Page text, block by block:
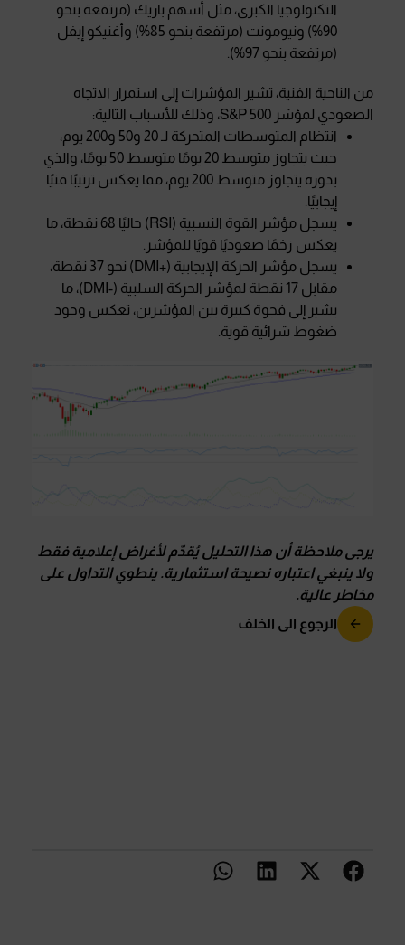
التكنولوجيا الكبرى، مثل أسهم باريك (مرتفعة بنحو
90%) ونيومونت (مرتفعة بنحو 85%) وأغنيكو إيفل
(مرتفعة بنحو 97%).
من الناحية الفنية، تشير المؤشرات إلى استمرار الاتجاه
الصعودي لمؤشر S&P 500، وذلك للأسباب التالية:
انتظام المتوسطات المتحركة لـ 20 و50 و200 يوم،
حيث يتجاوز متوسط 20 يومًا متوسط 50 يومًا، والذي
بدوره يتجاوز متوسط 200 يوم، مما يعكس ترتيبًا فنيًا
إيجابيًا.
يسجل مؤشر القوة النسبية (RSI) حاليًا 68 نقطة، ما
يعكس زخمًا صعوديًا قويًا للمؤشر.
يسجل مؤشر الحركة الإيجابية (+DMI) نحو 37 نقطة،
مقابل 17 نقطة لمؤشر الحركة السلبية (-DMI)، ما
يشير إلى فجوة كبيرة بين المؤشرين، تعكس وجود
ضغوط شرائية قوية.
يرجى ملاحظة أن هذا التحليل يُقدّم لأغراض إعلامية فقط
ولا ينبغي اعتباره نصيحة استثمارية.ينطوي التداول على
مخاطر عالية.
الرجوع الى الخلف